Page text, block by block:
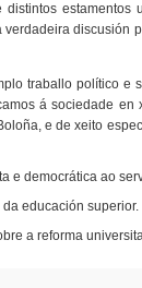
discusión
traballo político e
á sociedade
e de xeito
e democrática ao
educación superior.
a reforma